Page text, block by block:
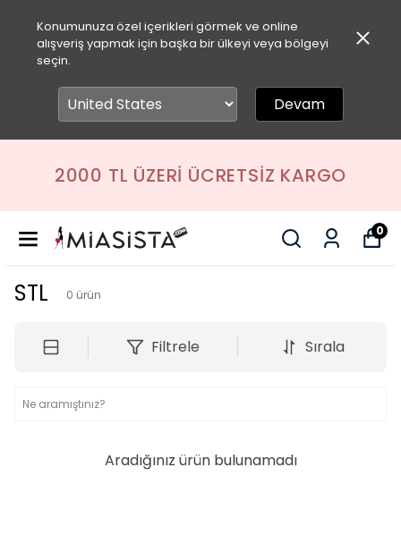
Konumunuza özel içerikleri görmek ve online
alışveriş yapmak için başka bir ülkeyi veya bölgeyi
seçin.
Devam
2000 TL ÜZERI ÜCRETSIZ KARGO
0
STL 0 ürün
Filtrele Sırala
Aradığınız ürün bulunamadı